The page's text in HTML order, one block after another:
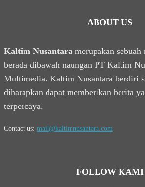
ABOUT US
Kaltim Nusantara merupakan
berada dibawah naungan PT Kaltim
Multimedia. Kaltim Nusantara berdiri
diharapkan dapat memberikan berita
terpercaya.
Contact us: mail@kaltimnusantara.com
FOLLOW KAMI